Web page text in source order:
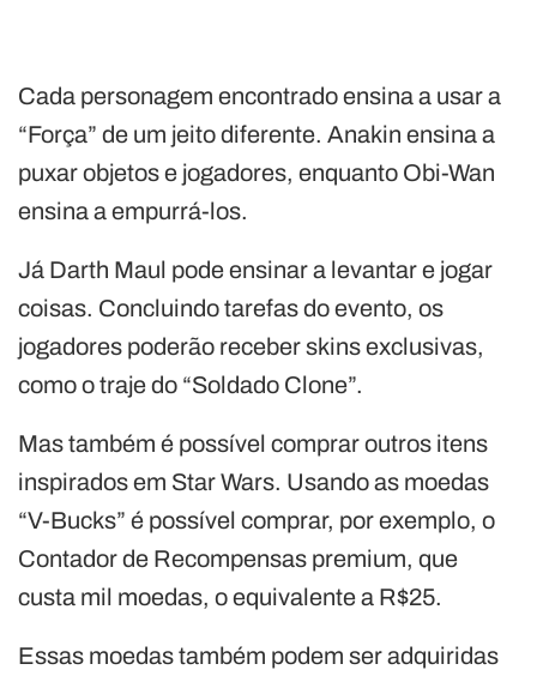
Cada personagem encontrado ensina a usar a
“Força” de um jeito diferente. Anakin ensina a
puxar objetos e jogadores, enquanto Obi-Wan
ensina a empurrá-los.
Já Darth Maul pode ensinar a levantar e jogar
coisas. Concluindo tarefas do evento, os
jogadores poderão receber skins exclusivas,
como o traje do “Soldado Clone”.
Mas também é possível comprar outros itens
inspirados em Star Wars. Usando as moedas
“V-Bucks” é possível comprar, por exemplo, o
Contador de Recompensas premium, que
custa mil moedas, o equivalente a R$25.
Essas moedas também podem ser adquiridas